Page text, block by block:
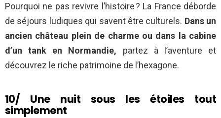
Pourquoi ne pas revivre l’histoire ? La France déborde
de séjours ludiques qui savent être culturels. Dans un
ancien château plein de charme ou dans la cabine
d’un tank en Normandie, partez à l’aventure et
découvrez le riche patrimoine de l’hexagone.
10/ Une nuit sous les étoiles tout
simplement